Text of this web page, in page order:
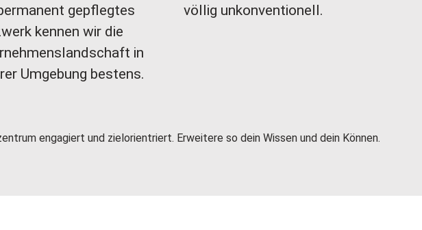
gepflegtes
kennen wir die
in
Umgebung bestens.
völlig unkonventionell.
engagiert und zielorientriert. Erweitere so dein Wissen und dein Können.